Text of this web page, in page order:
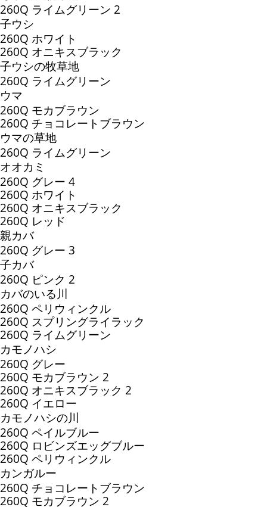
260Q ライムグリーン 2
子ウシ
260Q ホワイト
260Q オニキスブラック
子ウシの牧草地
260Q ライムグリーン
ウマ
260Q モカブラウン
260Q チョコレートブラウン
ウマの草地
260Q ライムグリーン
オオカミ
260Q グレー 4
260Q ホワイト
260Q オニキスブラック
260Q レッド
親カバ
260Q グレー 3
子カバ
260Q ピンク 2
カバのいる川
260Q ペリウィンクル
260Q スプリングライラック
260Q ライムグリーン
カモノハシ
260Q グレー
260Q モカブラウン 2
260Q オニキスブラック 2
260Q イエロー
カモノハシの川
260Q ペイルブルー
260Q ロビンズエッグブルー
260Q ペリウィンクル
カンガルー
260Q チョコレートブラウン
260Q モカブラウン 2